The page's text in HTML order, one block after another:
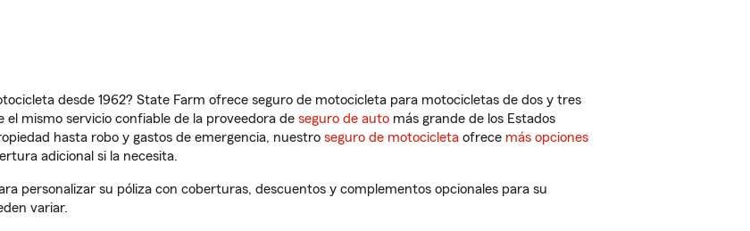
desde 1962? State Farm ofrece seguro de motocicleta para motocicletas de dos y tres
mismo servicio confiable de la proveedora de seguro de auto más grande de los Estados
hasta robo y gastos de emergencia, nuestro seguro de motocicleta ofrece más opciones
adicional si la necesita.
personalizar su póliza con coberturas, descuentos y complementos opcionales para su
variar.